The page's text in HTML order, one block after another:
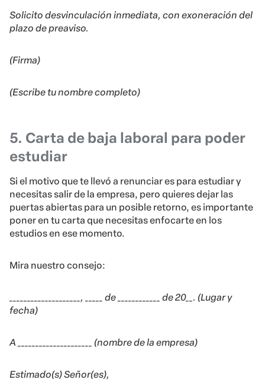
Solicito desvinculación inmediata, con exoneración del
plazo de preaviso.
(Firma)
(Escribe tu nombre completo)
5. Carta de baja laboral para poder
estudiar
Si el motivo que te llevó a renunciar es para estudiar y
necesitas salir de la empresa, pero quieres dejar las
puertas abiertas para un posible retorno, es importante
poner en tu carta que necesitas enfocarte en los
estudios en ese momento.
Mira nuestro consejo:
____________________, _____ de ____________ de 20__. (Lugar y
fecha)
A _____________________ (nombre de la empresa)
Estimado(s) Señor(es),